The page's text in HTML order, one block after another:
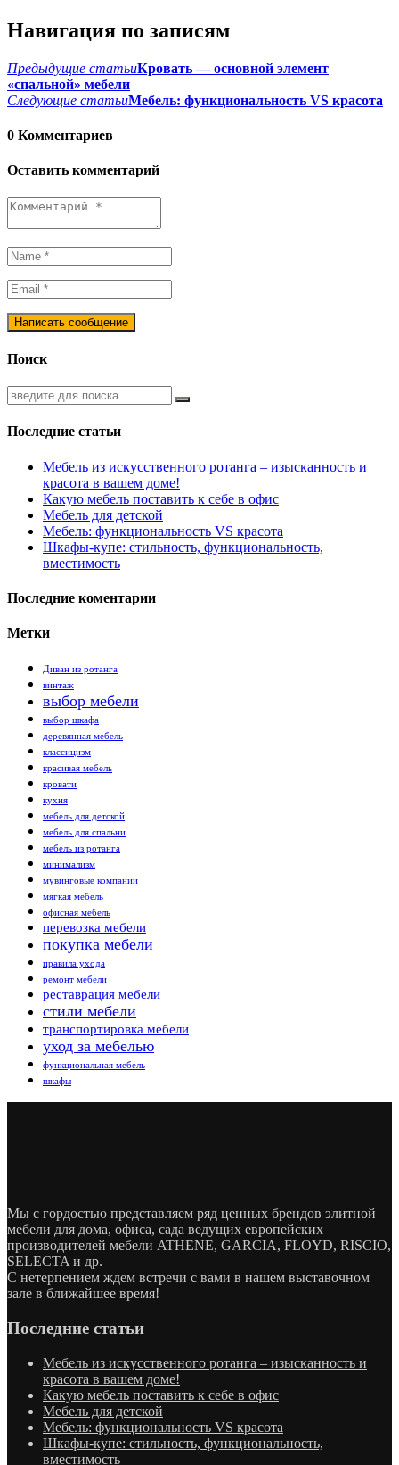
Навигация по записям
Предыдущие статьиКровать — основной элемент
«спальной» мебели
Следующие статьиМебель: функциональность VS красота
0 Комментариев
Оставить комментарий
Поиск
Последние статьи
Мебель из искусственного ротанга – изысканность и
красота в вашем доме!
Какую мебель поставить к себе в офис
Мебель для детской
Мебель: функциональность VS красота
Шкафы-купе: стильность, функциональность,
вместимость
Последние коментарии
Метки
Диван из ротанга
винтаж
выбор мебели
выбор шкафа
деревянная мебель
классицизм
красивая мебель
кровати
кухня
мебель для детской
мебель для спальни
мебель из ротанга
минимализм
мувинговые компании
мягкая мебель
офисная мебель
перевозка мебели
покупка мебели
правила ухода
ремонт мебели
реставрация мебели
стили мебели
транспортировка мебели
уход за мебелью
функциональная мебель
шкафы
Мы с гордостью представляем ряд ценных брендов элитной
мебели для дома, офиса, сада ведущих европейских
производителей мебели ATHENE, GARCIA, FLOYD, RISCIO,
SELECTA и др.
С нетерпением ждем встречи с вами в нашем выставочном
зале в ближайшее время!
Последние статьи
Мебель из искусственного ротанга – изысканность и
красота в вашем доме!
Какую мебель поставить к себе в офис
Мебель для детской
Мебель: функциональность VS красота
Шкафы-купе: стильность, функциональность,
вместимость